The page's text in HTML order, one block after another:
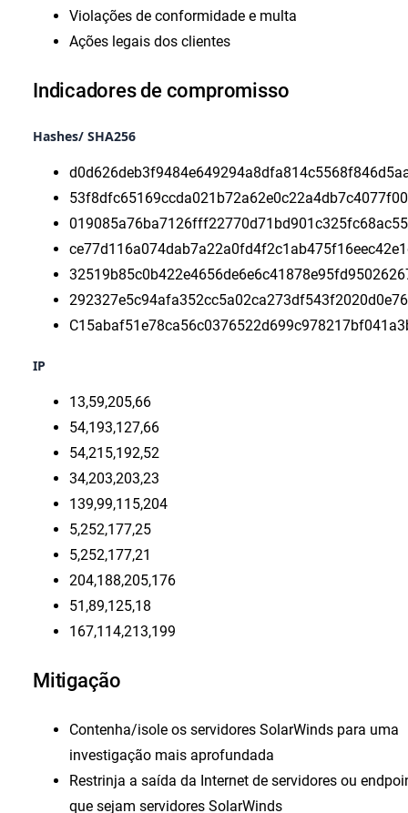
Violações de conformidade e multa
Ações legais dos clientes
Indicadores de compromisso
Hashes/ SHA256
IP
13,59,205,66
54,193,127,66
54,215,192,52
34,203,203,23
139,99,115,204
5,252,177,25
5,252,177,21
204,188,205,176
51,89,125,18
167,114,213,199
Mitigação
Contenha/isole os servidores SolarWinds para uma
investigação mais aprofundada
Restrinja a saída da Internet de servidores ou
que sejam servidores SolarWinds